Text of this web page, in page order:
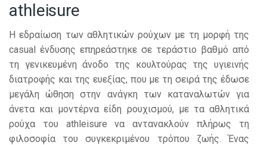
athleisure
Η εδραίωση των αθλητικών ρούχων με τη μορφή της
casual ένδυσης επηρεάστηκε σε τεράστιο βαθμό από
τη γενικευμένη άνοδο της κουλτούρας της υγιεινής
διατροφής και της ευεξίας, που με τη σειρά της έδωσε
μεγάλη ώθηση στην ανάγκη των καταναλωτών για
άνετα και μοντέρνα είδη ρουχισμού, με τα αθλητικά
ρούχα του athleisure να αντανακλούν πλήρως τη
φιλοσοφία του συγκεκριμένου τρόπου ζωής. Ένας